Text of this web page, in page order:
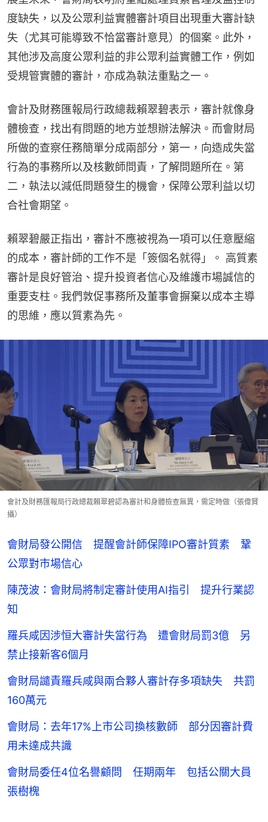
度缺失，以及公眾利益實體審計項目出現重大審計缺
失（尤其可能導致不恰當審計意見）的個案。此外，
其他涉及高度公眾利益的非公眾利益實體工作，例如
受規管實體的審計，亦成為執法重點之一。
會計及財務匯報局行政總裁賴翠碧表示，審計就像身
體檢查，找出有問題的地方並想辦法解決。而會財局
所做的查察任務簡單分成兩部分，第一，向造成失當
行為的事務所以及核數師問責，了解問題所在。第
二，執法以減低問題發生的機會，保障公眾利益以切
合社會期望。
賴翠碧嚴正指出，審計不應被視為一項可以任意壓縮
的成本，審計師的工作不是「簽個名就得」。 高質素
審計是良好管治、提升投資者信心及維護市場誠信的
重要支柱。我們敦促事務所及董事會摒棄以成本主導
的思維，應以質素為先。
會計及財務匯報局行政總裁賴翠碧認為審計和身體檢查無異，需定時做（張偉賢
攝）
會財局發公開信 提醒會計師保障IPO審計質素 鞏
公眾對市場信心
陳茂波：會財局將制定審計使用AI指引 提升行業認
知
羅兵咸因涉恒大審計失當行為 遭會財局罰3億 另
禁止接新客6個月
會財局譴責羅兵咸與兩合夥人審計存多項缺失 共罰
160萬元
會財局：去年17%上市公司換核數師 部分因審計費
用未達成共識
會財局委任4位名譽顧問 任期兩年 包括公關大員
張樹槐